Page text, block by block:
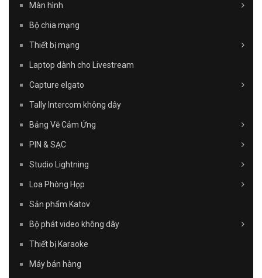
Màn hình
Bộ chia mạng
Thiết bị mạng
Laptop dành cho Livestream
Capture elgato
Tally Intercom không dây
Bảng Vẽ Cảm Ứng
PIN & SẠC
Studio Lightning
Loa Phòng Họp
Sản phẩm Katov
Bộ phát video không dây
Thiết bị Karaoke
Máy bán hàng